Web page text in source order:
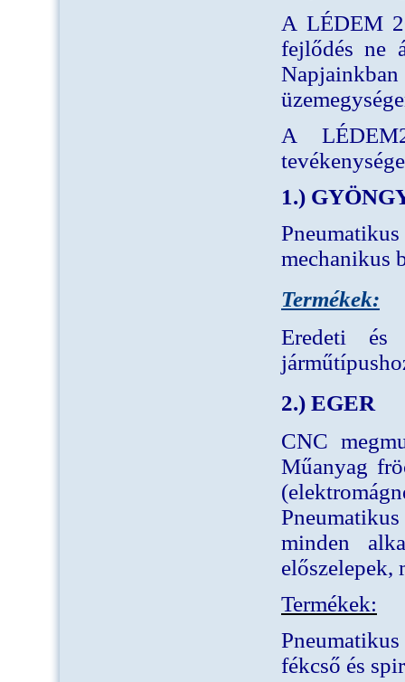
A LÉDEM
fejlődés ne
A
1.)
mechanikus
Termékek:
Eredeti és
2.) EGER
CNC
Műanyag
minden
Termékek:
fékcső és